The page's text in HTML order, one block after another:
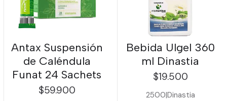
Antax Suspensión
de Caléndula
Funat 24 Sachets
$59.900
Bebida Ulgel 360
ml Dinastia
$19.500
2500|Dinastia